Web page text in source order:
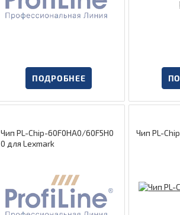
ПОДРОБНЕЕ
Чип PL-Chip-60F0HA0/60F5H0
0 для Lexmark
Чип PL-